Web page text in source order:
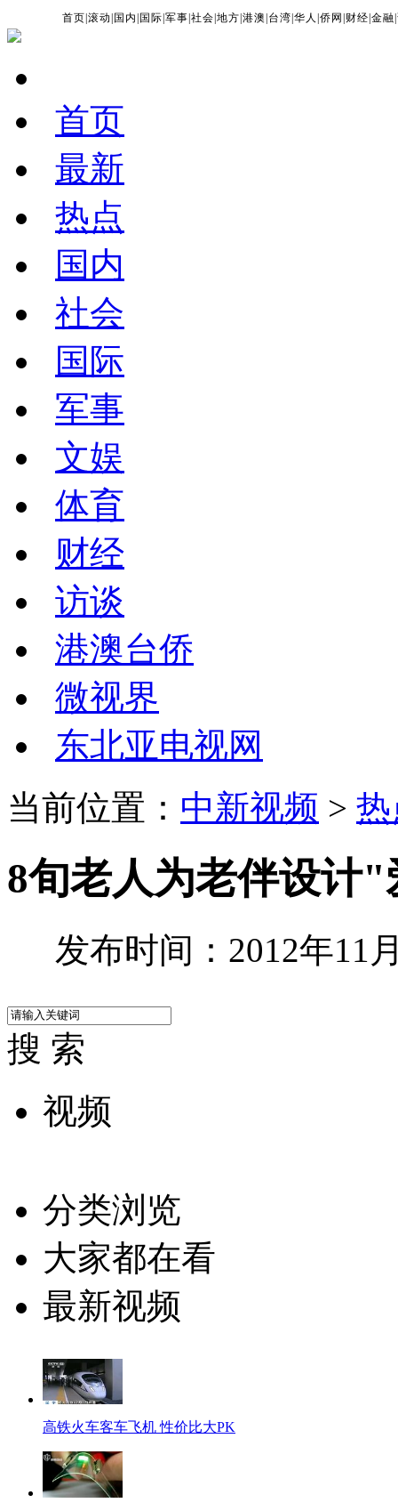
首页 |滚动 国内 国际 |军事 |社会 |地方 |港澳 台湾 |华人 |侨网 财经 |金融 |
首页
最新
热点
国内
社会
国际
军事
文娱
体育
财经
访谈
港澳台侨
微视界
东北亚电视网
当前位置： 中新视频 >
8旬老人为老伴设计
发布时间：2012年11
搜 索
视频
分类浏览
大家都在看
最新视频
高铁火车客车飞机 性价比大PK